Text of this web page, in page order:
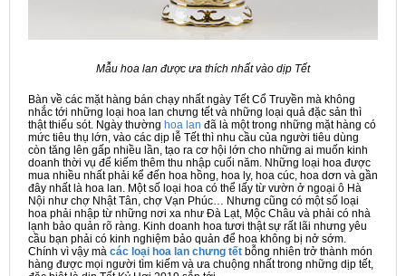
Mẫu hoa lan được ưa thích nhất vào dịp Tết
Bàn về các mặt hàng bán chạy nhất ngày Tết Cổ Truyền mà không
nhắc tới những loại hoa lan chưng tết và những loại quả đặc sản thì
thật thiếu sót. Ngày thường hoa lan đã là một trong những mặt hàng có
mức tiêu thụ lớn, vào các dịp lễ Tết thì nhu cầu của người tiêu dùng
còn tăng lên gấp nhiều lần, tạo ra cơ hội lớn cho những ai muốn kinh
doanh thời vụ để kiếm thêm thu nhập cuối năm. Những loại hoa được
mua nhiều nhất phải kể đến hoa hồng, hoa ly, hoa cúc, hoa dơn và gần
đây nhất là hoa lan. Một số loại hoa có thể lấy từ vườn ở ngoại ô Hà
Nội như chợ Nhật Tân, chợ Vạn Phúc… Nhưng cũng có một số loại
hoa phải nhập từ những nơi xa như Đà Lạt, Mộc Châu và phải có nhà
lạnh bảo quản rõ ràng. Kinh doanh hoa tươi thật sự rất lãi nhưng yêu
cầu bạn phải có kinh nghiệm bảo quản để hoa không bị nở sớm.
Chính vì vậy mà các loại hoa lan chưng tết bỗng nhiên trở thành món
hàng được mọi người tìm kiếm và ưa chuộng nhất trong những dịp tết,